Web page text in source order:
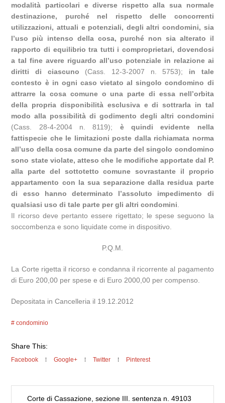
modalità particolari e diverse rispetto alla sua normale
destinazione, purché nel rispetto delle concorrenti
utilizzazioni, attuali e potenziali, degli altri condomini, sia
l’uso più intenso della cosa, purché non sia alterato il
rapporto di equilibrio tra tutti i comproprietari, dovendosi
a tal fine avere riguardo all’uso potenziale in relazione ai
diritti di ciascuno (Cass. 12-3-2007 n. 5753); in tale
contesto è in ogni caso vietato al singolo condomino di
attrarre la cosa comune o una parte di essa nell’orbita
della propria disponibilità esclusiva e di sottrarla in tal
modo alla possibilità di godimento degli altri condomini
(Cass. 28-4-2004 n. 8119); è quindi evidente nella
fattispecie che le limitazioni poste dalla richiamata norma
all’uso della cosa comune da parte del singolo condomino
sono state violate, atteso che le modifiche apportate dal P.
alla parte del sottotetto comune sovrastante il proprio
appartamento con la sua separazione dalla residua parte
di esso hanno determinato l’assoluto impedimento di
qualsiasi uso di tale parte per gli altri condomini
Il ricorso deve pertanto essere rigettato; le spese seguono la
soccombenza e sono liquidate come in dispositivo.
P.Q.M.
La Corte rigetta il ricorso e condanna il ricorrente al pagamento
di Euro 200,00 per spese e di Euro 2000,00 per compenso.
Depositata in Cancelleria il 19.12.2012
condominio
Share This:
Facebook Google+ Twitter Pinterest
Corte di Cassazione, sezione III. sentenza n. 49103